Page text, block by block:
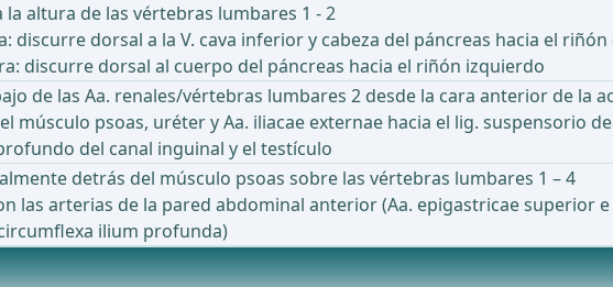
la altura de las vértebras lumbares 1 - 2
discurre dorsal a la V. cava inferior y cabeza del páncreas hacia el
discurre dorsal al cuerpo del páncreas hacia el riñón izquierdo
de las Aa. renales/vértebras lumbares 2 desde la cara anterior de la
músculo psoas, uréter y Aa. iliacae externae hacia el lig. suspensorio
del canal inguinal y el testículo
detrás del músculo psoas sobre las vértebras lumbares 1 – 4
las arterias de la pared abdominal anterior (Aa. epigastricae superior
ilium profunda)